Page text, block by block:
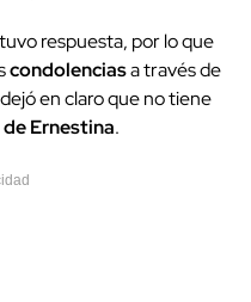
respuesta, por lo que
condolenciasa través de
dejó en claro que no tiene
Ernestina.